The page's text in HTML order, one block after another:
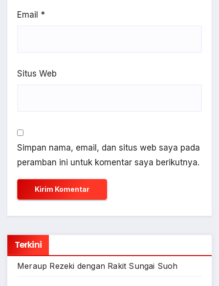
Email *
Situs Web
Simpan nama, email, dan situs web saya pada
peramban ini untuk komentar saya berikutnya.
Terkini
Meraup Rezeki dengan Rakit Sungai Suoh